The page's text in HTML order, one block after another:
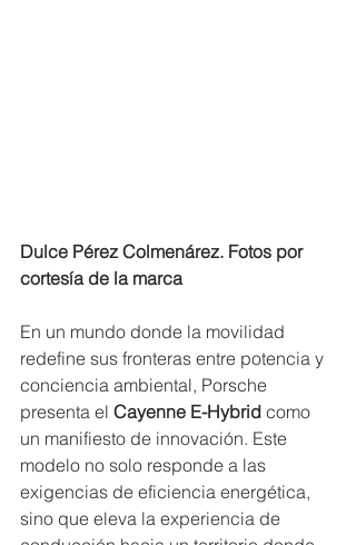
Dulce Pérez Colmenárez. Fotos por
cortesía de la marca
En un mundo donde la movilidad
redefine sus fronteras entre potencia y
conciencia ambiental, Porsche
presenta el Cayenne E-Hybrid como
un manifiesto de innovación. Este
modelo no solo responde a las
exigencias de eficiencia energética,
sino que eleva la experiencia de